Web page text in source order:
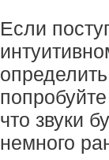
Если
что звуки
немного